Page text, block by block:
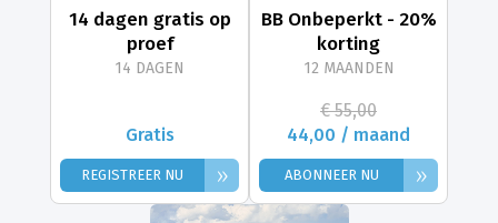
14 dagen gratis op
proef
14 DAGEN
Gratis
REGISTREER NU »
BB Onbeperkt - 20%
korting
12 MAANDEN
€ 55,00
44,00 / maand
ABONNEER NU »